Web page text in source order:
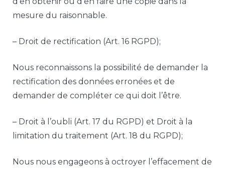
mesure du raisonnable.
– Droit de rectification (Art. 16 RGPD);
Nous reconnaissons la possibilité de demander la
rectification des données erronées et de
demander de compléter ce qui doit l’être.
– Droit à l’oubli (Art. 17 du RGPD) et Droit à la
limitation du traitement (Art. 18 du RGPD);
Nous nous engageons à octroyer l’effacement de